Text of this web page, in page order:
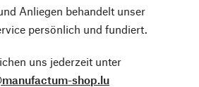
Anliegen behandelt unser
persönlich und fundiert.
uns jederzeit unter
shop.lu